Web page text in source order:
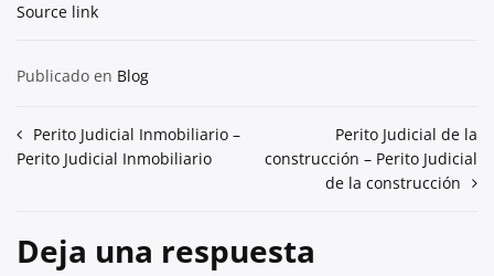
Source link
Publicado en Blog
Navegación
de
Perito Judicial Inmobiliario –
Perito Judicial Inmobiliario
Perito Judicial de la
construcción – Perito Judicial
de la construcción
Deja una respuesta